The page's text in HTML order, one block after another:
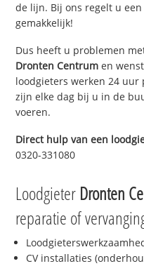
de lijn. Bij ons regelt u
gemakkelijk!
Dus heeft u problemen
Dronten Centrum en
loodgieters werken 24 uur
zijn elke dag bij u in de
voeren.
Direct hulp van een
0320-331080
Loodgieter Dronten
reparatie of
CV installaties